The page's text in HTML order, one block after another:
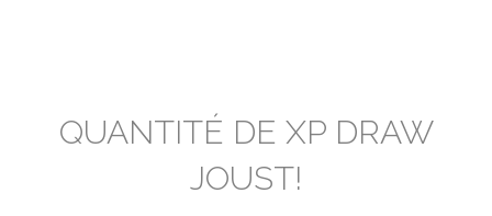
QUANTITÉ DE XP DRAW
JOUST!